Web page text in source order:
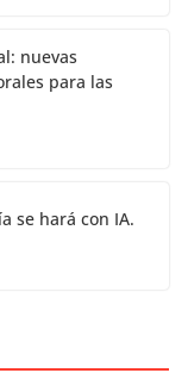
nuevas
para las
se hará con IA.